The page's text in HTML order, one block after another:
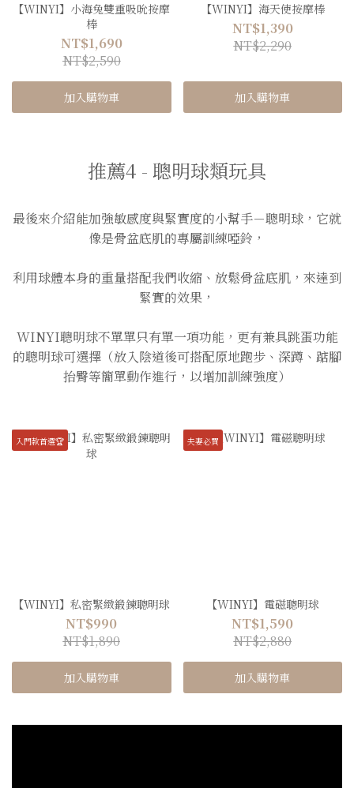
【WINYI】小海兔雙重吸吮按摩
棒
NT$1,690
NT$2,590
加入購物車
【WINYI】海天使按摩棒
NT$1,390
NT$2,290
加入購物車
推薦4 - 聰明球類玩具
最後來介紹能加強敏感度與緊實度的小幫手－聰明球，它就
像是骨盆底肌的專屬訓練啞鈴，
利用球體本身的重量搭配我們收縮、放鬆骨盆底肌，來達到
緊實的效果，
WINYI聰明球不單單只有單一項功能，更有兼具跳蛋功能
的聰明球可選擇（放入陰道後可搭配原地跑步、深蹲、踮腳
抬臀等簡單動作進行，以增加訓練強度）
入門款首選🏆
【WINYI】私密緊緻鍛鍊聰明球
NT$990
NT$1,890
加入購物車
夫妻必買
【WINYI】電磁聰明球
NT$1,590
NT$2,880
加入購物車